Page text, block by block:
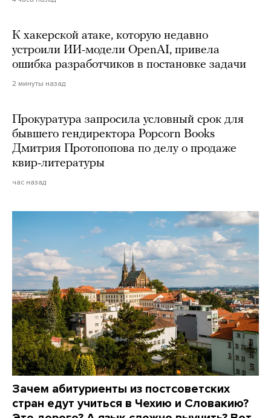
К хакерской атаке, которую недавно
устроили ИИ-модели OpenAI, привела
ошибка разработчиков в постановке задачи
2 минуты назад
Прокуратура запросила условный срок для
бывшего гендиректора Popcorn Books
Дмитрия Протопопова по делу о продаже
квир-литературы
час назад
Зачем абитуриенты из постсоветских
стран едут учиться в Чехию и Словакию?